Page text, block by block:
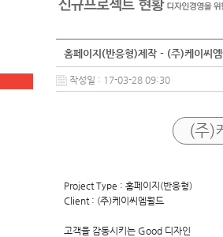
홈페이지(반응형)제작 - (주)케이씨
작성일 : 17-03-28 09:30
(주)
Project Type : 홈페이지(반응형)
Client : (주)케이씨엠월드
고객을 감동시키는 Good 디자인